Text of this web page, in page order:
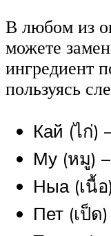
В любом из
можете
ингредиент
пользуясь
Кай (ไก่)
Му (หมู)
Ныа (เนื้อ
Пет (เป็ด)